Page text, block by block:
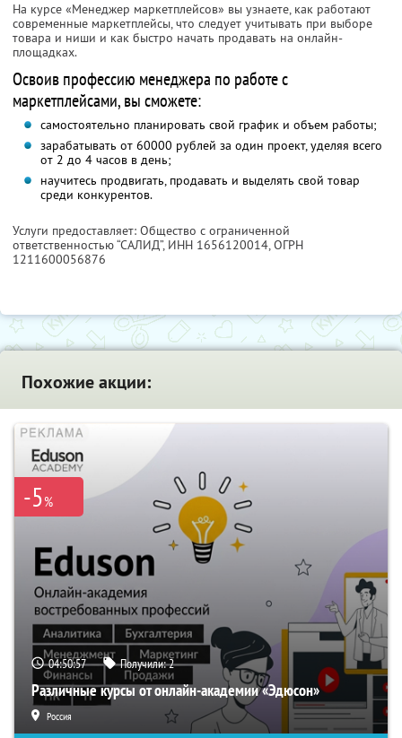
На курсе «Менеджер маркетплейсов» вы узнаете, как работают
современные маркетплейсы, что следует учитывать при выборе
товара и ниши и как быстро начать продавать на онлайн-
площадках.
Освоив профессию менеджера по работе с
маркетплейсами, вы сможете:
самостоятельно планировать свой график и объем работы;
зарабатывать от 60000 рублей за один проект, уделяя всего
от 2 до 4 часов в день;
научитесь продвигать, продавать и выделять свой товар
среди конкурентов.
Услуги предоставляет: Общество с ограниченной
ответственностью “САЛИД”, ИНН 1656120014, ОГРН
1211600056876
Похожие акции:
-5%
04:50:56 Получили:2
Различные курсы от онлайн-академии «Эдюсон»
Россия